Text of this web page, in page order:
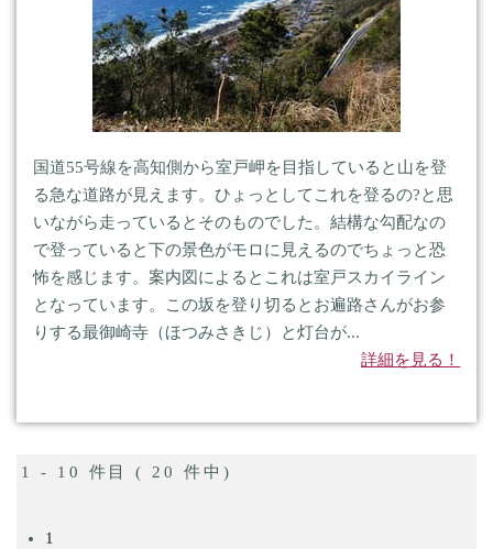
国道55号線を高知側から室戸岬を目指していると山を登
る急な道路が見えます。ひょっとしてこれを登るの?と思
いながら走っているとそのものでした。結構な勾配なの
で登っていると下の景色がモロに見えるのでちょっと恐
怖を感じます。案内図によるとこれは室戸スカイライン
となっています。この坂を登り切るとお遍路さんがお参
りする最御崎寺（ほつみさきじ）と灯台が...
詳細を見る！
1 - 10 件目 ( 20 件中)
1